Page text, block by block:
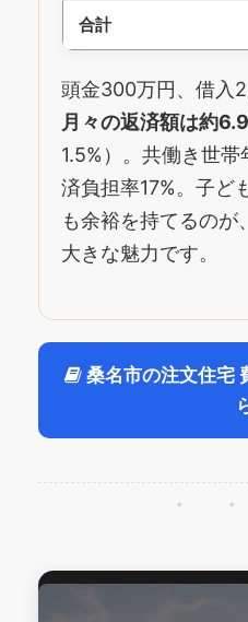
合計
頭金300万円、借入
月々の返済額は約
1.5%）。共働き世
済負担率17%。子ど
も余裕を持てるのが
大きな魅力です。
桑名市の注文住宅
・